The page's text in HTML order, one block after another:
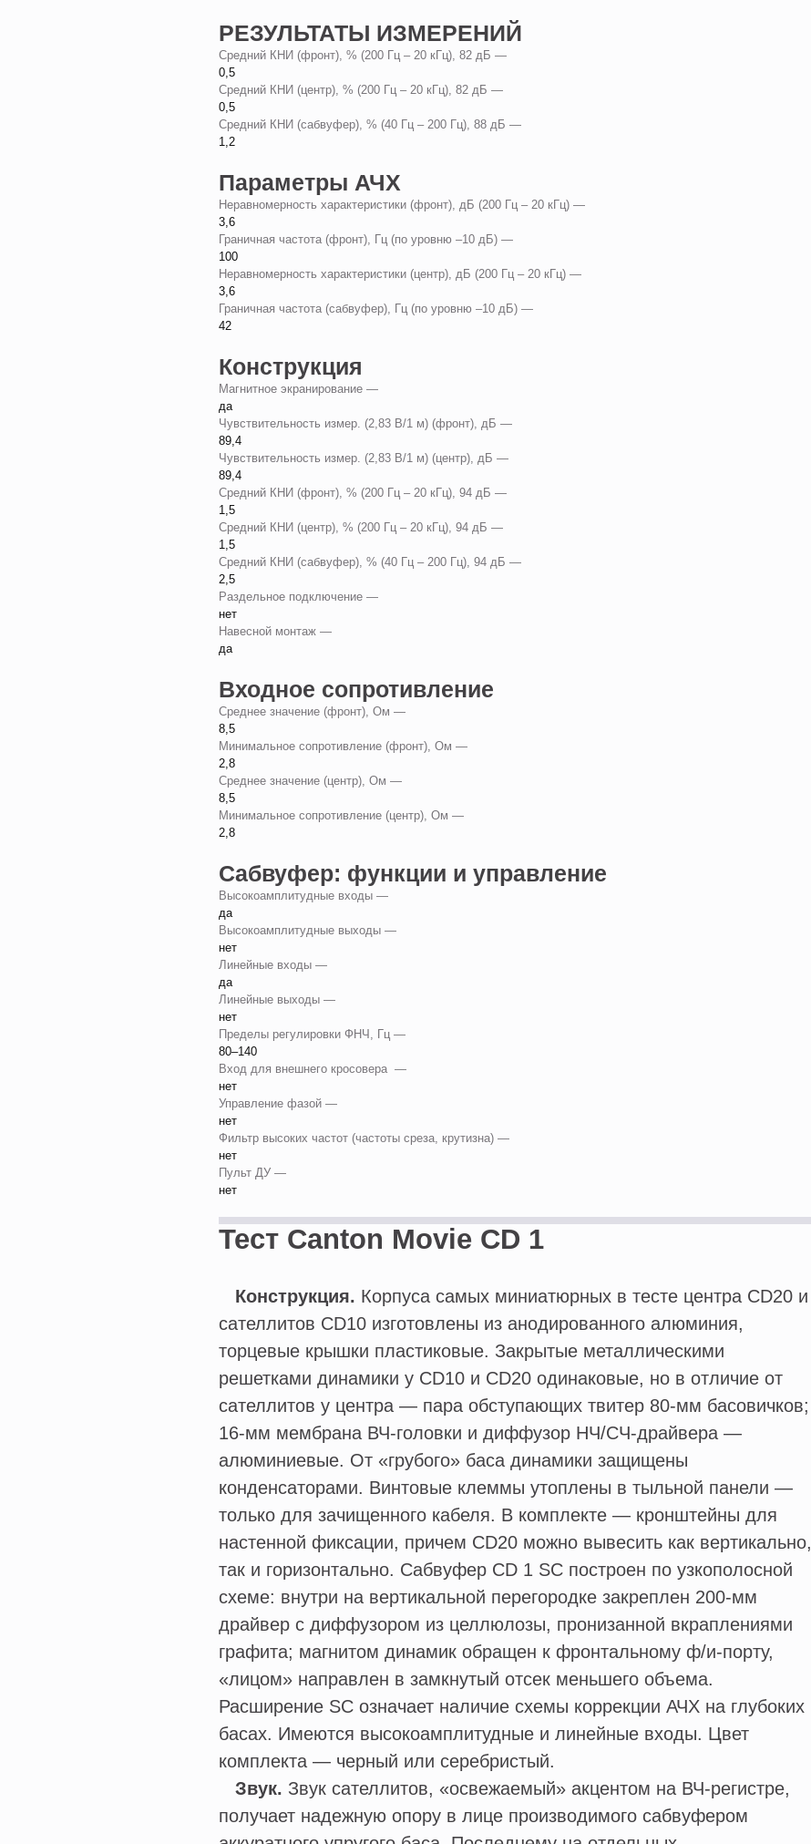
РЕЗУЛЬТАТЫ ИЗМЕРЕНИЙ
Средний КНИ (фронт), % (200 Гц – 20 кГц), 82 дБ —
0,5
Средний КНИ (центр), % (200 Гц – 20 кГц), 82 дБ —
0,5
Средний КНИ (сабвуфер), % (40 Гц – 200 Гц), 88 дБ —
1,2
Параметры АЧХ
Неравномерность характеристики (фронт), дБ (200 Гц – 20 кГц) —
3,6
Граничная частота (фронт), Гц (по уровню –10 дБ) —
100
Неравномерность характеристики (центр), дБ (200 Гц – 20 кГц) —
3,6
Граничная частота (сабвуфер), Гц (по уровню –10 дБ) —
42
Конструкция
Магнитное экранирование —
да
Чувствительность измер. (2,83 В/1 м) (фронт), дБ —
89,4
Чувствительность измер. (2,83 В/1 м) (центр), дБ —
89,4
Средний КНИ (фронт), % (200 Гц – 20 кГц), 94 дБ —
1,5
Средний КНИ (центр), % (200 Гц – 20 кГц), 94 дБ —
1,5
Средний КНИ (сабвуфер), % (40 Гц – 200 Гц), 94 дБ —
2,5
Раздельное подключение —
нет
Навесной монтаж —
да
Входное сопротивление
Среднее значение (фронт), Ом —
8,5
Минимальное сопротивление (фронт), Ом —
2,8
Среднее значение (центр), Ом —
8,5
Минимальное сопротивление (центр), Ом —
2,8
Сабвуфер: функции и управление
Высокоамплитудные входы —
да
Высокоамплитудные выходы —
нет
Линейные входы —
да
Линейные выходы —
нет
Пределы регулировки ФНЧ, Гц —
80–140
Вход для внешнего кросовера —
нет
Управление фазой —
нет
Фильтр высоких частот (частоты среза, крутизна) —
нет
Пульт ДУ —
нет
Тест Canton Movie CD 1
Конструкция. Корпуса самых миниатюрных в тесте центра CD20 и
сателлитов CD10 изготовлены из анодированного алюминия,
торцевые крышки пластиковые. Закрытые металлическими
решетками динамики у CD10 и CD20 одинаковые, но в отличие от
сателлитов у центра — пара обступающих твитер 80-мм басовичков;
16-мм мембрана ВЧ-головки и диффузор НЧ/CЧ-драйвера —
алюминиевые. От «грубого» баса динамики защищены
конденсаторами. Винтовые клеммы утоплены в тыльной панели —
только для зачищенного кабеля. В комплекте — кронштейны для
настенной фиксации, причем CD20 можно вывесить как вертикально,
так и горизонтально. Сабвуфер CD 1 SC построен по узкополосной
схеме: внутри на вертикальной перегородке закреплен 200-мм
драйвер с диффузором из целлюлозы, пронизанной вкраплениями
графита; магнитом динамик обращен к фронтальному ф/и-порту,
«лицом» направлен в замкнутый отсек меньшего объема.
Расширение SC означает наличие схемы коррекции АЧХ на глубоких
басах. Имеются высокоамплитудные и линейные входы. Цвет
комплекта — черный или серебристый.
Звук. Звук сателлитов, «освежаемый» акцентом на ВЧ-регистре,
получает надежную опору в лице производимого сабвуфером